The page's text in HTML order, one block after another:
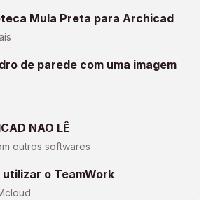
Mula Preta para Archicad
de parede com uma imagem
NAO LÊ
outros softwares
o TeamWork